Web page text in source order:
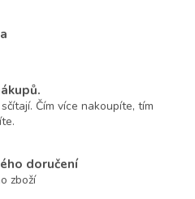
Čím více nakoupíte, tím
doručení
zboží